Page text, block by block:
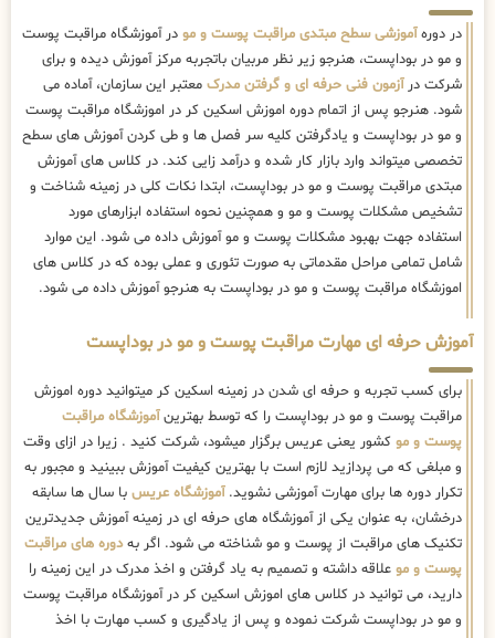
در دورهآموزشی سطح مبتدی مراقبت پوست و مو در آموزشگاه مراقبت پوست
و مو در بوداپست، هنرجو زیر نظر مربیان باتجربه مرکز آموزش دیده و برای
شرکت درآزمون فنی حرفه ای و گرفتن مدرک معتبر این سازمان، آماده می
شود. هنرجو پس از اتمام دوره اموزش اسکین کر در اموزشگاه مراقبت پوست
و مو در بوداپست و یادگرفتن کلیه سر فصل ها و طی کردن آموزش های سطح
تخصصی میتواند وارد بازار کار شده و درآمد زایی کند. در کلاس های آموزش
مبتدی مراقبت پوست و مو در بوداپست، ابتدا نکات کلی در زمینه شناخت و
تشخیص مشکلات پوست و مو و همچنین نحوه استفاده ابزارهای مورد
استفاده جهت بهبود مشکلات پوست و مو آموزش داده می شود. این موارد
شامل تمامی مراحل مقدماتی به صورت تئوری و عملی بوده که در کلاس های
اموزشگاه مراقبت پوست و مو در بوداپست به هنرجو آموزش داده می شود.
آموزش حرفه ای مهارت مراقبت پوست و مو در بوداپست
برای کسب تجربه و حرفه ای شدن در زمینه اسکین کر میتوانید دوره اموزش
مراقبت پوست و مو در بوداپست را که توسط بهترینآموزشگاه مراقبت
پوست و مو کشور یعنی عریس برگزار میشود، شرکت کنید . زیرا در ازای وقت
و مبلغی که می پردازید لازم است با بهترین کیفیت آموزش ببینید و مجبور به
تکرار دوره ها برای مهارت آموزشی نشوید.آموزشگاه عریس با سال ها سابقه
درخشان، به عنوان یکی از آموزشگاه های حرفه ای در زمینه آموزش جدیدترین
تکنیک های مراقبت از پوست و مو شناخته می شود. اگر بهدوره های مراقبت
پوست و مو علاقه داشته و تصمیم به یاد گرفتن و اخذ مدرک در این زمینه را
دارید، می توانید در کلاس های اموزش اسکین کر در آموزشگاه مراقبت پوست
و مو در بوداپست شرکت نموده و پس از یادگیری و کسب مهارت با اخذ